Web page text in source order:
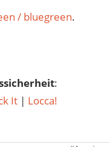
/ bluegreen.
:
It| Locca!